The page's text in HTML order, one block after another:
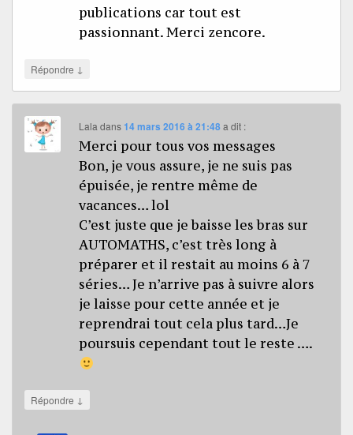
publications car tout est
passionnant. Merci zencore.
Répondre ↓
Lala dans14 mars 2016 à 21:48 a dit :
Merci pour tous vos messages
Bon, je vous assure, je ne suis pas
épuisée, je rentre même de
vacances… lol
C’est juste que je baisse les bras sur
AUTOMATHS, c’est très long à
préparer et il restait au moins 6 à 7
séries… Je n’arrive pas à suivre alors
je laisse pour cette année et je
reprendrai tout cela plus tard…Je
poursuis cependant tout le reste ….
Répondre ↓